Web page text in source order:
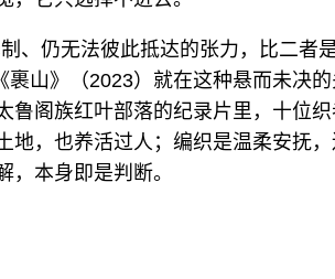
制、仍无法彼此抵达的张力，比二者
山》（2023）就在这种悬而未决
鲁阁族红叶部落的纪录片里，十位
地，也养活过人；编织是温柔安抚
，本身即是判断。